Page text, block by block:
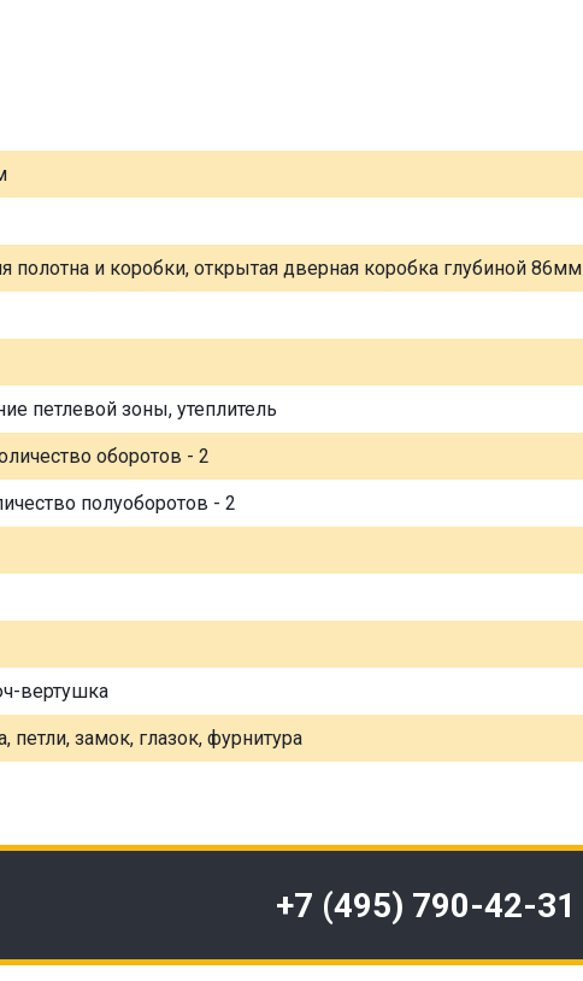
полотна и коробки, открытая дверная коробка глубиной 86мм
петлевой зоны, утеплитель
оборотов - 2
полуоборотов - 2
вертушка
петли, замок, глазок, фурнитура
+7 (495) 790-42-31